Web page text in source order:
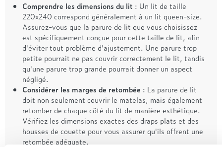
Comprendre les dimensions du lit : Un lit de taille
220x240 correspond généralement à un lit queen-size.
Assurez-vous que la parure de lit que vous choisissez
est spécifiquement conçue pour cette taille de lit, afin
d'éviter tout problème d'ajustement. Une parure trop
petite pourrait ne pas couvrir correctement le lit, tandis
qu'une parure trop grande pourrait donner un aspect
négligé.
Considérer les marges de retombée : La parure de lit
doit non seulement couvrir le matelas, mais également
retomber de chaque côté du lit de manière esthétique.
Vérifiez les dimensions exactes des draps plats et des
housses de couette pour vous assurer qu'ils offrent une
retombée adéquate.